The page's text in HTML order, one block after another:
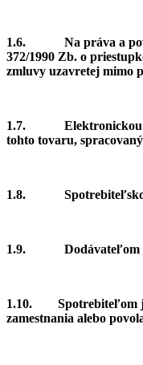
1.6. Na práva a
372/1990 Zb. o
zmluvy uzavretej mimo
1.7. Elektronickou
tohto tovaru,
1.8.
1.9. Dodávateľom
1.10. Spotrebiteľom
zamestnania alebo